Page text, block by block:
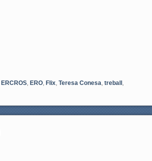
ERCROS, ERO, Flix, Teresa Conesa, treball ,